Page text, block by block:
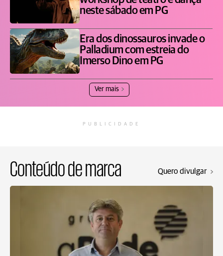
neste sábado em PG
Era dos dinossauros invade o
Palladium com estreia do
Imerso Dino em PG
Ver mais
PUBLICIDADE
Conteúdo de marca Quero divulgar